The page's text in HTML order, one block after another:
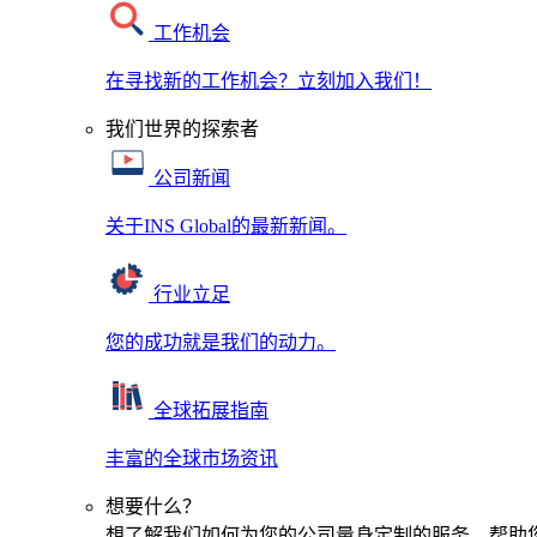
工作机会
在寻找新的工作机会？立刻加入我们！
我们世界的探索者
公司新闻
关于INS Global的最新新闻。
行业立足
您的成功就是我们的动力。
全球拓展指南
丰富的全球市场资讯
想要什么？